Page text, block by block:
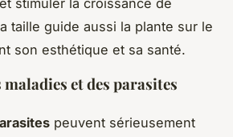
stimuler la croissance de
taille guide aussi la plante sur le
son esthétique et sa santé.
et des parasites
peuvent sérieusement